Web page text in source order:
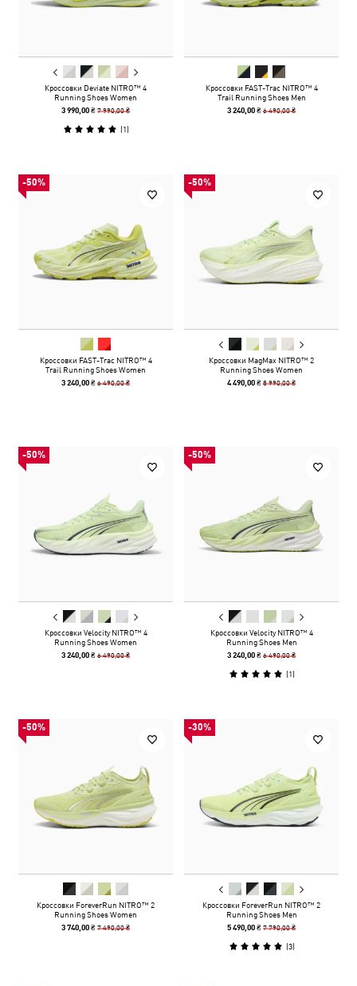
Кроссовки Deviate NITRO™ 4
Running Shoes Women
3 990,00 ₴7 990,00 ₴
(1)
Кроссовки FAST-Trac NITRO™ 4
Trail Running Shoes Men
3 240,00 ₴6 490,00 ₴
-50%
Кроссовки FAST-Trac NITRO™ 4
Trail Running Shoes Women
3 240,00 ₴6 490,00 ₴
-50%
Кроссовки MagMax NITRO™ 2
Running Shoes Women
4 490,00 ₴8 990,00 ₴
-50%
Кроссовки Velocity NITRO™ 4
Running Shoes Women
3 240,00 ₴6 490,00 ₴
-50%
Кроссовки Velocity NITRO™ 4
Running Shoes Men
3 240,00 ₴6 490,00 ₴
(1)
-50%
Кроссовки ForeverRun NITRO™ 2
Running Shoes Women
3 740,00 ₴7 490,00 ₴
-30%
Кроссовки ForeverRun NITRO™ 2
Running Shoes Men
5 490,00 ₴7 790,00 ₴
(3)